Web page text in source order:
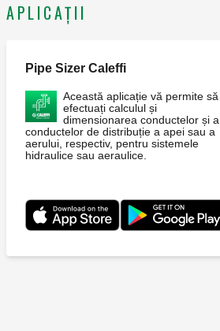
APLICAȚII
Pipe Sizer Caleffi
Această aplicație vă permite să
efectuați calculul și
dimensionarea conductelor și a
conductelor de distribuție a apei sau a
aerului, respectiv, pentru sistemele
hidraulice sau aeraulice.